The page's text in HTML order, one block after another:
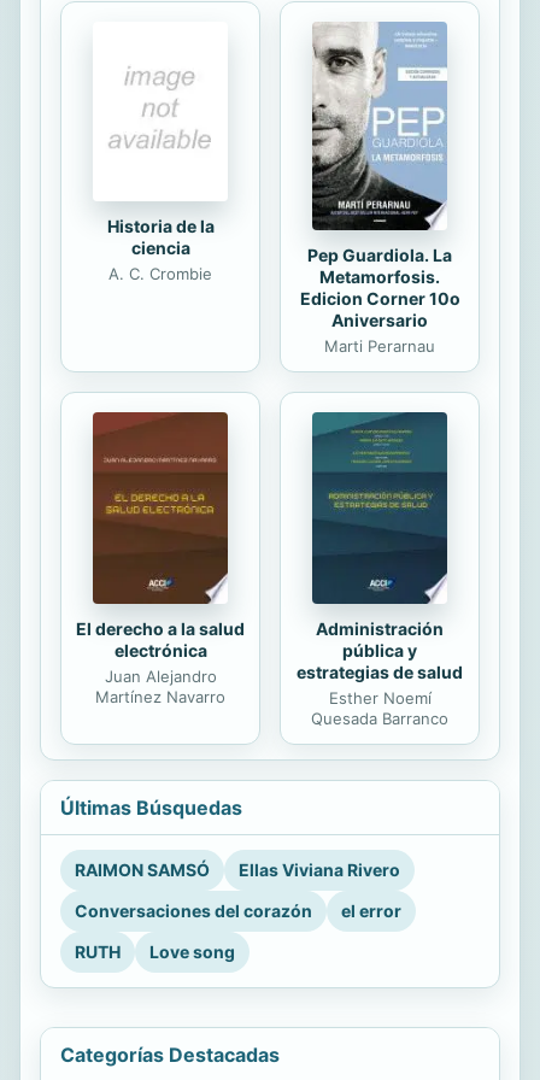
exclusiva del religioso; es de todos
cuantos deseen adquirir el sentido
espiritual sin el cual no se puede
vivir según el “sentir” de Cristo.
Historia de la
ciencia
A. C. Crombie
Pep Guardiola. La
Metamorfosis.
Edicion Corner 10o
Aniversario
Marti Perarnau
El derecho a la salud
electrónica
Juan Alejandro
Martínez Navarro
Administración
pública y
estrategias de salud
Esther Noemí
Quesada Barranco
Últimas Búsquedas
RAIMON SAMSÓ
Ellas Viviana Rivero
Conversaciones del corazón
el error
RUTH
Love song
Categorías Destacadas